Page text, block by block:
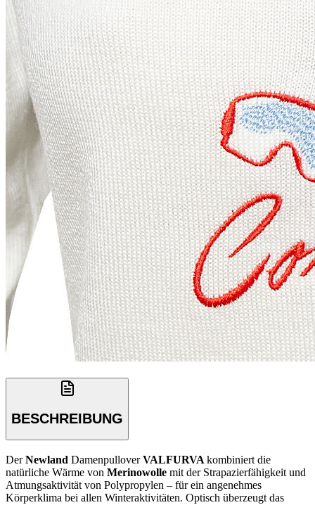
BESCHREIBUNG
DerNewland DamenpulloverVALFURVA kombiniert die
natürliche Wärme von Merinowolle mit der Strapazierfähigkeit und
Atmungsaktivität von Polypropylen – für ein angenehmes
Körperklima bei allen Winteraktivitäten. Optisch überzeugt das